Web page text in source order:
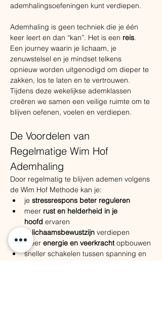
ademhalingsoefeningen kunt verdiepen.
Ademhaling is geen techniek die je één
keer leert en dan “kan”. Het is een reis.
Een journey waarin je lichaam, je
zenuwstelsel en je mindset telkens
opnieuw worden uitgenodigd om dieper te
zakken, los te laten en te vertrouwen.
Tijdens deze wekelijkse ademklassen
creëren we samen een veilige ruimte om te
blijven oefenen, voelen en verdiepen.
De Voordelen van
Regelmatige Wim Hof
Ademhaling
Door regelmatig te blijven ademen volgens
de Wim Hof Methode kan je:
je stressrespons beter reguleren
meer rust en helderheid in je
hoofd ervaren
je lichaamsbewustzijn verdiepen
meer energie en veerkracht opbouwen
sneller schakelen tussen spanning en